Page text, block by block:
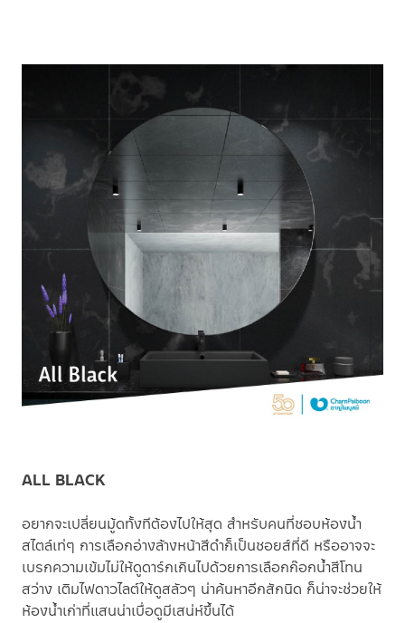
ALL BLACK
อยากจะเปลี่ยนมู้ดทั้งทีต้องไปให้สุด สำหรับคนที่ชอบห้องน้ำ
สไตล์เท่ๆ การเลือกอ่างล้างหน้าสีดำก็เป็นชอยส์ที่ดี หรืออาจจะ
เบรกความเข้มไม่ให้ดูดาร์กเกินไปด้วยการเลือกก๊อกน้ำสีโทน
สว่าง เติมไฟดาวไลต์ให้ดูสลัวๆ น่าค้นหาอีกสักนิด ก็น่าจะช่วยให้
ห้องน้ำเก่าที่แสนน่าเบื่อดูมีเสน่ห์ขึ้นได้